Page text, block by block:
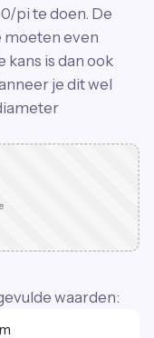
pi te doen. De
moeten even
kans is dan ook
je dit wel
waarden: